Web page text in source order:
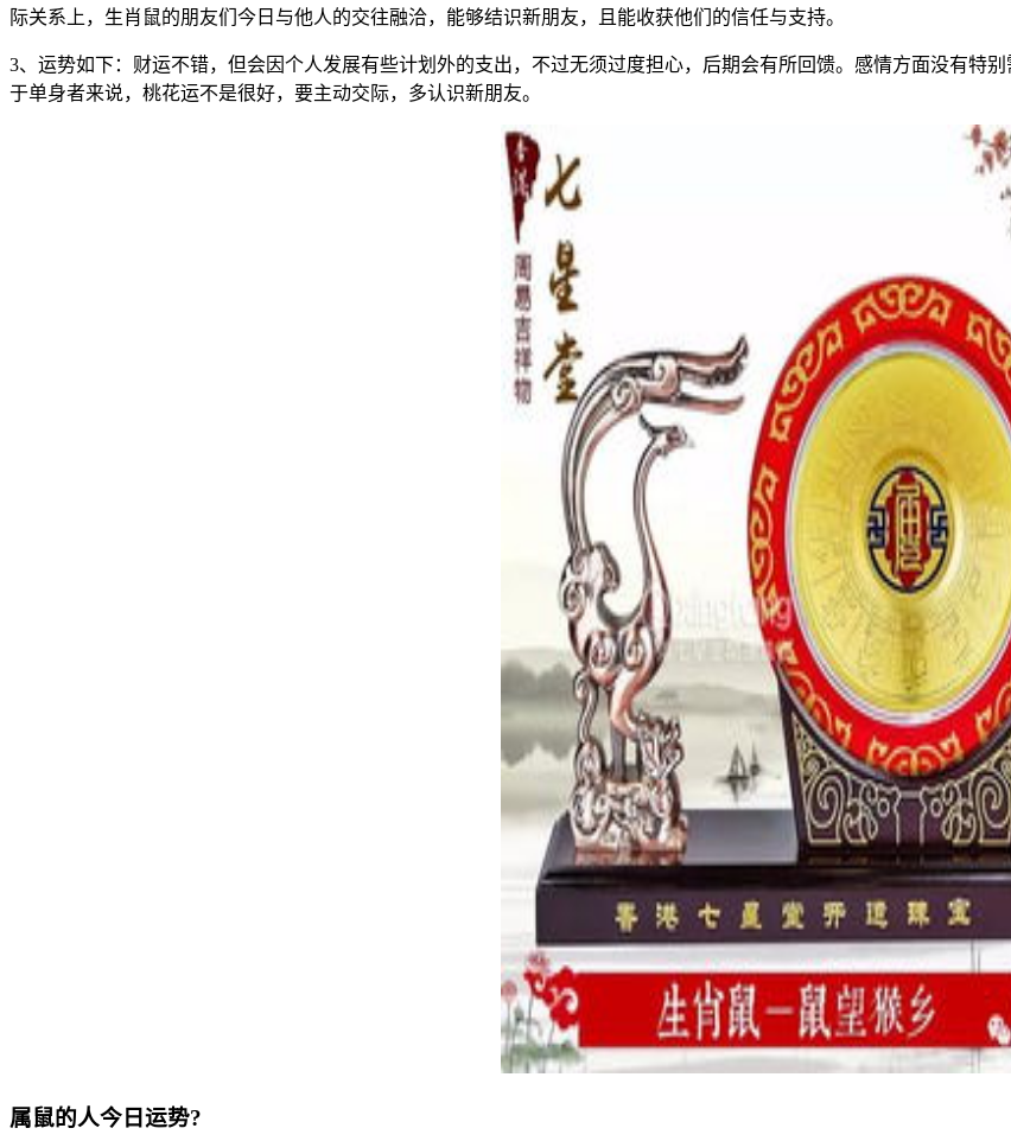
际关系上，生肖鼠的朋友们今日与他人的交往融洽，能够结识新朋友，且能收获他们的信任与支持。
3、运势如下：财运不错，但会因个人发展有些计划外的支出，不过无须过度担心，后期会有所回馈。感情方面没有特
于单身者来说，桃花运不是很好，要主动交际，多认识新朋友。
属鼠的人今日运势?